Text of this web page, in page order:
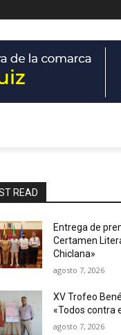
READ
Entrega de
Certamen
Chiclana»
agosto 7, 2026
XV Trofeo
«Todos contra
agosto 7, 2026